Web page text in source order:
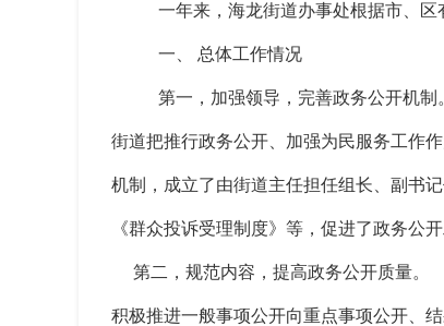
一年来，海龙街道办事处根据市、
一、 总体工作情况
第一，加强领导，完善政务公开机制
街道把推行政务公开、加强为民服务工作
机制，成立了由街道主任担任组长、副书
《群众投诉受理制度》等，促进了政务公
第二，规范内容，提高政务公开质量。
积极推进一般事项公开向重点事项公开、